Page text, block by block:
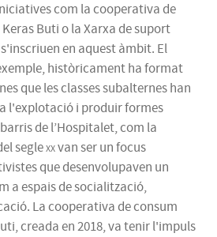
com la cooperativa de
Buti o la Xarxa de suport
en aquest àmbit. El
històricament ha format
que les classes subalternes han
l'explotació i produir formes
de l’Hospitalet, com la
seglexxvan ser un focus
que desenvolupaven un
a espais de socialització,
La cooperativa de consum
creada en 2018, va tenir l'impuls